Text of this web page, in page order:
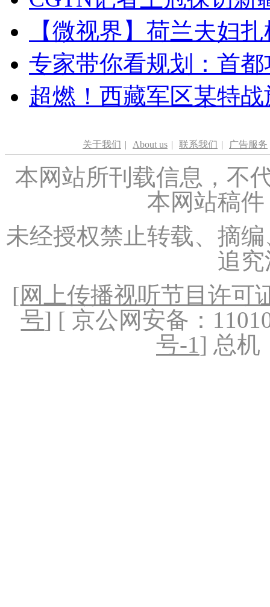
【微视界】荷兰夫妇
专家带你看规划：首
超燃！西藏军区某特
关于我们 | About us | 联系我们 | 广告服务
本网站所刊载信息，不
本网站稿
未经授权禁止转载、摘
追
[网上传播视听节目许可
号] [ 京公网安备：
号-1] 总机